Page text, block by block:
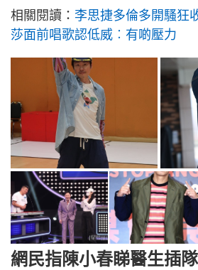
相關閱讀： 李思捷多倫多開騷狂
莎面前唱歌認低威︰有啲壓力
網民指陳小春睇醫生插隊